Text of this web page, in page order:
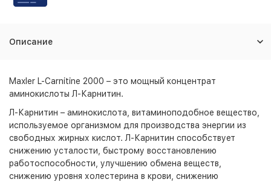
Описание
Maxler L-Carnitine 2000 – это мощный концентрат
аминокислоты Л-Карнитин.
Л-Карнитин – аминокислота, витаминоподобное вещество,
используемое организмом для производства энергии из
свободных жирных кислот. Л-Карнитин способствует
снижению усталости, быстрому восстановлению
работоспособности, улучшению обмена веществ,
снижению уровня холестерина в крови, снижению